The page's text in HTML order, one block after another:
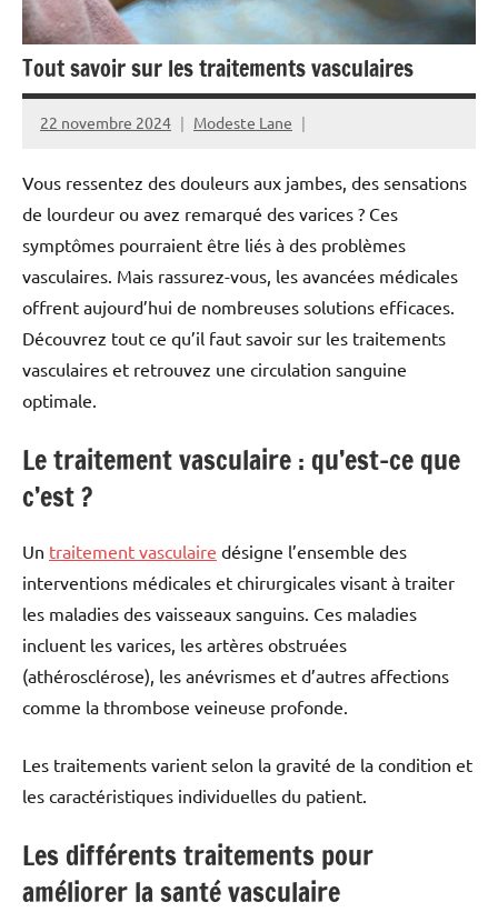
Tout savoir sur les traitements vasculaires
22 novembre 2024 Modeste Lane
Vous ressentez des douleurs aux jambes, des sensations
de lourdeur ou avez remarqué des varices ? Ces
symptômes pourraient être liés à des problèmes
vasculaires. Mais rassurez-vous, les avancées médicales
offrent aujourd’hui de nombreuses solutions efficaces.
Découvrez tout ce qu’il faut savoir sur les traitements
vasculaires et retrouvez une circulation sanguine
optimale.
Le traitement vasculaire : qu’est-ce que
c’est ?
Un traitement vasculaire désigne l’ensemble des
interventions médicales et chirurgicales visant à traiter
les maladies des vaisseaux sanguins. Ces maladies
incluent les varices, les artères obstruées
(athérosclérose), les anévrismes et d’autres affections
comme la thrombose veineuse profonde.
Les traitements varient selon la gravité de la condition et
les caractéristiques individuelles du patient.
Les différents traitements pour
améliorer la santé vasculaire